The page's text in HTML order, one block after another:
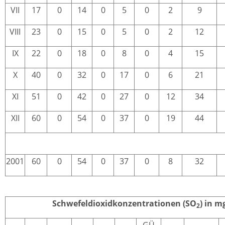
VII
17 0 14 0 5 0 2
9
VIII
23 0 15 0 5 0 2
12
IX
22 0 18 0 8 0 4
15
X
40 0 32 0 17 0 6
21
XI
51 0 42 0 27 0 12
34
XII
60 0 54 0 37 0 19 44
2001 60 0 54 0 37 0 8 32
Schwefeldioxidkonzentrationen (SO2) in